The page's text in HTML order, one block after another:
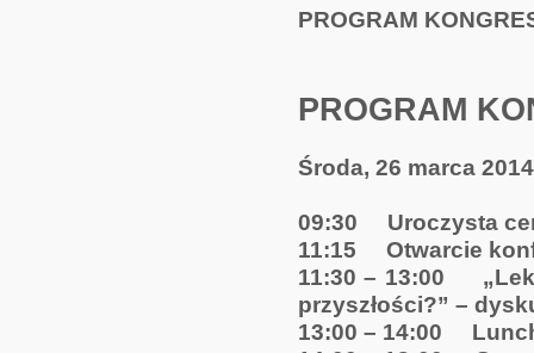
PROGRAM
PROGRAM
Środa, 26 marca
09:30 Uroczysta
11:15 Otwarcie
11:30 – 13:00
przyszłości?” –
13:00 – 14:00